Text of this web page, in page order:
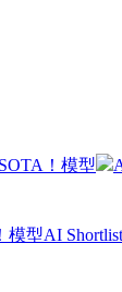
SOTA！模型
模型AI Shortlist